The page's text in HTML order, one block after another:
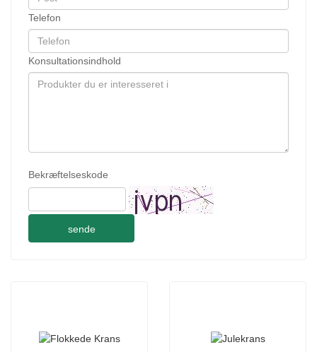
Telefon
Konsultationsindhold
Bekræftelseskode
sende